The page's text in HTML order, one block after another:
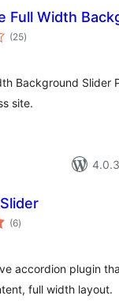
Full Width
(25전
체)
Background Slider
site.
(6전
체)
accordion plugin
full width layout.